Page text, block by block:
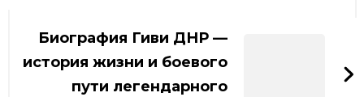
Биография Гиви ДНР —
история жизни и боевого
пути легендарного